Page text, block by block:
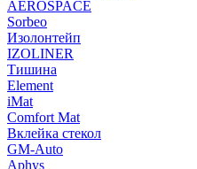
AEROSPACE
Sorbeo
Изолонтейп
IZOLINER
Тишина
Element
iMat
Comfort Mat
Вклейка стекол
GM-Auto
Aphys